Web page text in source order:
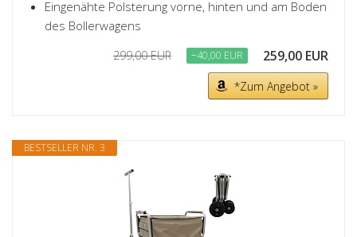
Eingenähte Polsterung vorne, hinten und am Boden
des Bollerwagens
299,00 EUR −40,00 EUR 259,00 EUR
*Zum Angebot »
BESTSELLER NR. 3